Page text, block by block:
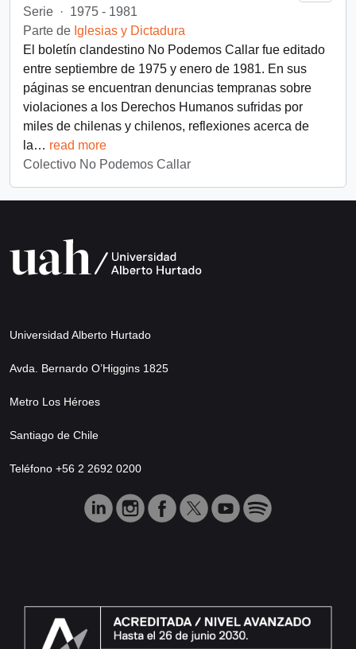
Serie · 1975 - 1981
Parte de Iglesias y Dictadura
El boletín clandestino No Podemos Callar fue editado
entre septiembre de 1975 y enero de 1981. En sus
páginas se encuentran denuncias tempranas sobre
violaciones a los Derechos Humanos sufridas por
miles de chilenas y chilenos, reflexiones acerca de
la… read more
Colectivo No Podemos Callar
Universidad Alberto Hurtado
Avda. Bernardo O’Higgins 1825
Metro Los Héroes
Santiago de Chile
Teléfono +56 2 2692 0200